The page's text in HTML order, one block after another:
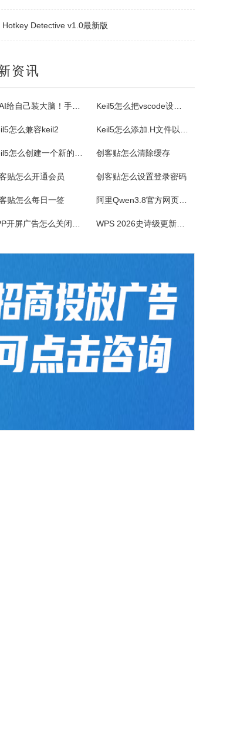
BlazeMediaPro是一款造型新颖，功能齐全的多媒体工具，它支持几乎所有的音频、视频格式及其播放列表（MP3、MP2、ASF、MPG、MPEG、MPE、AVI、WMA、WMV、VIV、MOV、QT、WAV、CDA、DAT、ASX、WAX、M3U、WVX、MIDI、AIFF、AU、SND），能进...
ColorSPY
Hotkey Detective v1.0最新版
资讯
己装大脑！手把手教你学会安装使用Agent Skill Keil5怎么把vscode设置外部编辑器
怎么兼容keil2 Keil5怎么添加.H文件以及Keil5添加.H文件的方法
怎么创建一个新的51单片机项目 创客贴怎么清除缓存
贴怎么开通会员 创客贴怎么设置登录密码
贴怎么每日一签 阿里Qwen3.8官方网页版入口
屏广告怎么关闭？3招彻底关闭跳转 WPS 2026史诗级更新！重构存储管理，深度融合AI应用